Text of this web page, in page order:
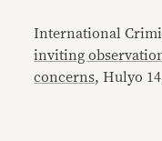
International
inviting
concerns, Hulyo